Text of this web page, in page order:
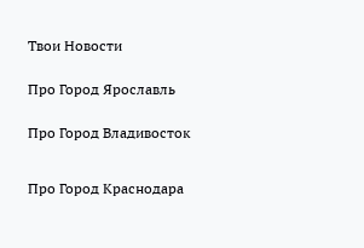
Твои Новости
Про Город Ярославль
Про Город Владивосток
Про Город Краснодара